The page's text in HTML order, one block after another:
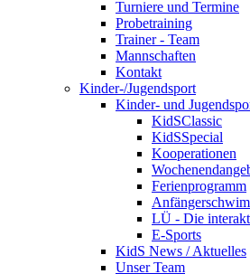
Turniere und Termine
Probetraining
Trainer - Team
Mannschaften
Kontakt
Kinder-/Jugendsport
Kinder- und
KidSClassic
KidSSpecial
Kooperationen
Ferienprogramm
LÜ - Die
E-Sports
KidS News / Aktuelles
Unser Team